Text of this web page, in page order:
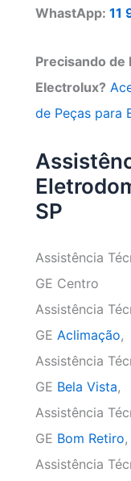
WhastApp: 11
Precisando de
Electrolux?
de Peças para
SP
Assistência
GE Centro
Assistência
GE Aclimação,
Assistência
GE Bela Vista,
Assistência
GE Bom Retiro,
Assistência